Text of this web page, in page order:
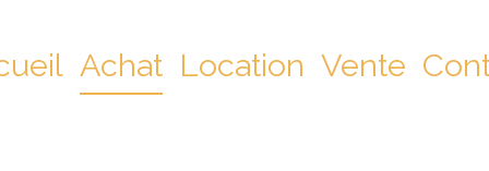
Achat Location Vente